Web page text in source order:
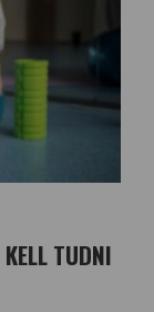
TUDNI